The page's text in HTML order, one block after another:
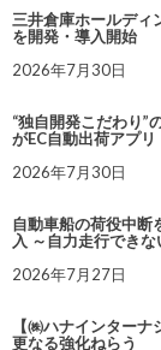
三井倉庫ホールディ
を開発・導入開始
2026年7月30日
“独自開発こだわり”
がEC自動出荷アプ
2026年7月30日
自動車船の荷役中断
入 ～自力走行でき
2026年7月27日
【㈱ハナインター
更なる強化ねらう